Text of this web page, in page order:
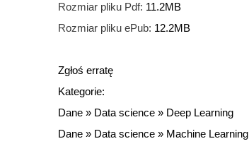
Rozmiar pliku Pdf: 11.2MB
Rozmiar pliku ePub: 12.2MB
Zgłoś erratę
Kategorie:
Dane » Data science » Deep Learning
Dane » Data science » Machine Learning